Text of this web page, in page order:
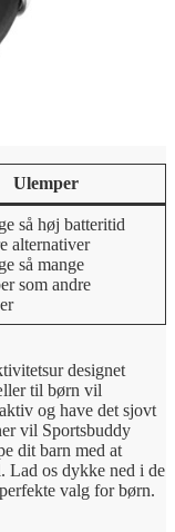
Ulemper
så høj batteritid
alternativer
så mange
som andre
designet
til børn vil
og have det sjovt
vil Sportsbuddy
dit barn med at
Lad os dykke ned i de
valg for børn.